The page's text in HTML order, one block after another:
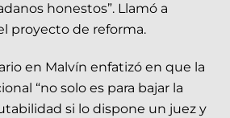
honestos”. Llamó a
proyecto de reforma.
en Malvín enfatizó en que la
“no solo es para bajar la
si lo dispone un juez y